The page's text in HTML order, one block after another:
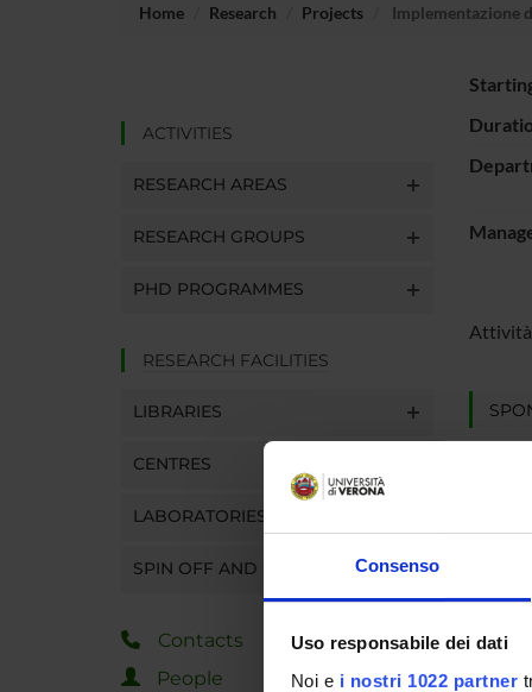
Consenso
Uso responsabile dei dati
Noi e i nostri 1022 partner
Home Research Projects Implementazione
ACTIVITIES
RESEARCH AREAS
RESEARCH GROUPS
PHD PROGRAMMES
RESEARCH FACILITIES
LIBRARIES
CENTRES
LABORATORIES
SPIN OFF AND COMPANIES
Contacts
People
Attività
Franco